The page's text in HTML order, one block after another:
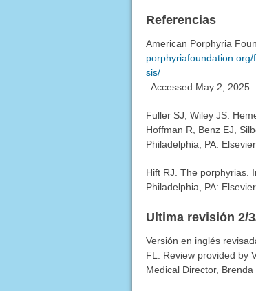
Referencias
American Porphyria
sis/
. Accessed May 2, 2025.
Fuller SJ, Wiley JS.
Hoffman R, Benz EJ,
Philadelphia, PA:
Hift RJ. The porphyrias.
Philadelphia, PA:
Ultima revisión 2/
Versión en inglés
FL. Review provided by
Medical Director,